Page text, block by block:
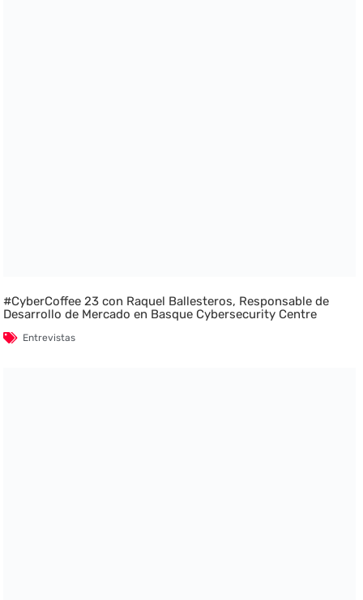
#CyberCoffee 23 con Raquel Ballesteros, Responsable de
Desarrollo de Mercado en Basque Cybersecurity Centre
Entrevistas